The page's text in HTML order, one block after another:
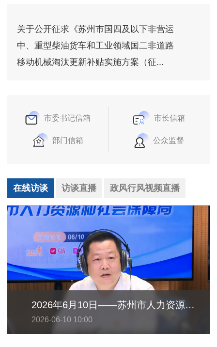
关于公开征求《苏州市国四及以下非营运
中、重型柴油货车和工业领域国二非道路
移动机械淘汰更新补贴实施方案（征...
市委书记信箱 市长信箱
部门信箱 公众监督
在线访谈 访谈直播 政风行风视频直播
2026年6月10日——苏州市人力资源和社会保障局
2026-06-10 10:00